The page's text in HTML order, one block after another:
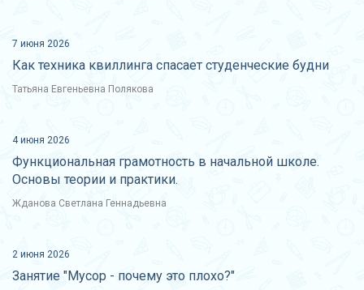
7 июня 2026
Как техника квиллинга спасает студенческие будни
Татьяна Евгеньевна Полякова
4 июня 2026
Функциональная грамотность в начальной школе.
Основы теории и практики.
Жданова Светлана Геннадьевна
2 июня 2026
Занятие "Мусор - почему это плохо?"